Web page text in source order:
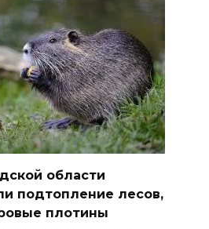
области
подтопление лесов,
плотины